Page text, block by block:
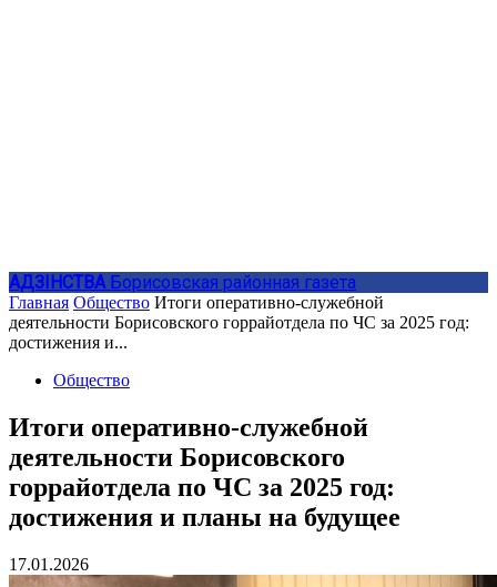
АДЗIНСТВА Борисовская районная газета
Главная Общество Итоги оперативно-служебной
деятельности Борисовского горрайотдела по ЧС за 2025 год:
достижения и...
Общество
Итоги оперативно-служебной
деятельности Борисовского
горрайотдела по ЧС за 2025 год:
достижения и планы на будущее
17.01.2026